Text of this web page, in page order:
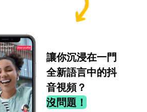
讓你沉浸在一門
全新語言中的抖
音視頻？
沒問題！